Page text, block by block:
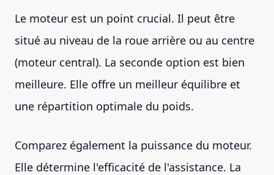
Le moteur est un point crucial. Il peut être
situé au niveau de la roue arrière ou au centre
(moteur central). La seconde option est bien
meilleure. Elle offre un meilleur équilibre et
une répartition optimale du poids.
Comparez également la puissance du moteur.
Elle détermine l'efficacité de l'assistance. La